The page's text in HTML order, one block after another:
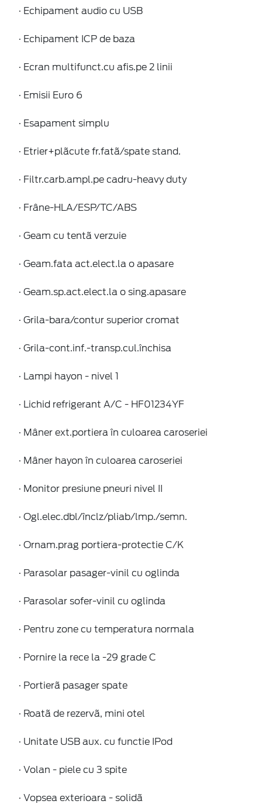
· Echipament audio cu USB
· Echipament ICP de baza
· Ecran multifunct.cu afis.pe 2 linii
· Emisii Euro 6
· Esapament simplu
· Etrier+plãcute fr.fatã/spate stand.
· Filtr.carb.ampl.pe cadru-heavy duty
· Frâne-HLA/ESP/TC/ABS
· Geam cu tentã verzuie
· Geam.fata act.elect.la o apasare
· Geam.sp.act.elect.la o sing.apasare
· Grila-bara/contur superior cromat
· Grila-cont.inf.-transp.cul.închisa
· Lampi hayon - nivel 1
· Lichid refrigerant A/C - HF01234YF
· Mâner ext.portiera în culoarea caroseriei
· Mâner hayon în culoarea caroseriei
· Monitor presiune pneuri nivel II
· Ogl.elec.dbl/înclz/pliab/lmp./semn.
· Ornam.prag portiera-protectie C/K
· Parasolar pasager-vinil cu oglinda
· Parasolar sofer-vinil cu oglinda
· Pentru zone cu temperatura normala
· Pornire la rece la -29 grade C
· Portierã pasager spate
· Roatã de rezervã, mini otel
· Unitate USB aux. cu functie IPod
· Volan - piele cu 3 spite
· Vopsea exterioara - solidã